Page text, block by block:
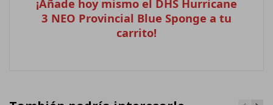
¡Añade hoy mismo el DHS Hurricane
3 NEO Provincial Blue Sponge a tu
carrito!